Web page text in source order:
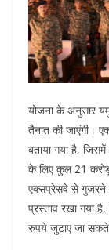
योजना के अनुसार
तैनात की जाएंगी।
बताया गया है,
के लिए कुल 21
एक्सप्रेसवे से गुजरने
प्रस्ताव रखा गया
रुपये जुटाए जा